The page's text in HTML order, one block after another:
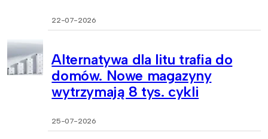
22-07-2026
Alternatywa dla litu trafia do
domów. Nowe magazyny
wytrzymają 8 tys. cykli
25-07-2026